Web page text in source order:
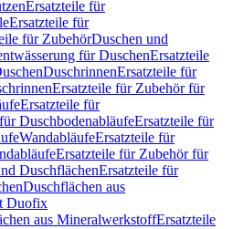
Ersatzteile für
Ersatzteile für
für ZubehörDuschen und
für DuschenErsatzteile
DuschrinnenErsatzteile für
Ersatzteile für Zubehör für
Ersatzteile für
DuschbodenabläufeErsatzteile für
WandabläufeErsatzteile für
Ersatzteile für Zubehör für
DuschflächenErsatzteile für
Duschflächen aus
Duofix
aus MineralwerkstoffErsatzteile